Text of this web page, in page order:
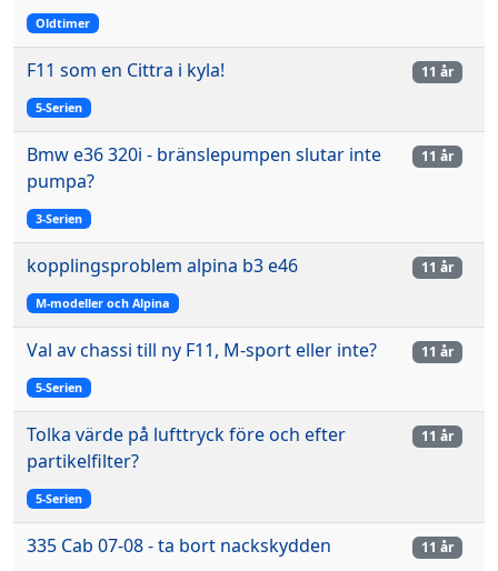
Oldtimer
F11 som en Cittra i kyla!
5-Serien
11 år
Bmw e36 320i - bränslepumpen slutar inte
pumpa?
3-Serien
11 år
kopplingsproblem alpina b3 e46
M-modeller och Alpina
11 år
Val av chassi till ny F11, M-sport eller inte?
5-Serien
11 år
Tolka värde på lufttryck före och efter
partikelfilter?
5-Serien
11 år
335 Cab 07-08 - ta bort nackskydden 11 år